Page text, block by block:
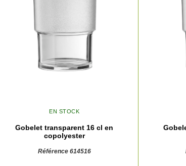
EN STOCK
Gobelet transparent 16 cl en
copolyester
Référence 614516